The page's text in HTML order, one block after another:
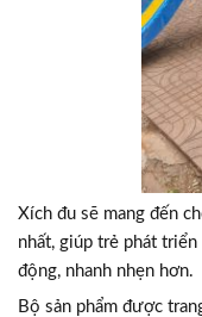
Xích đu sẽ mang đến
nhất, giúp trẻ phát
động, nhanh nhẹn hơn.
Bộ sản phẩm được